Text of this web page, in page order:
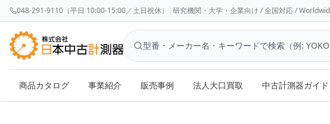
048-291-9110（平日 10:00-15:00／土日祝休） |研究機関・大学・企業向け / 全国対応 /
商品カタログ 事業紹介 販売事例 法人大口買取 中古計測器ガイド